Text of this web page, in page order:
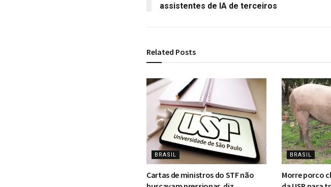
assistentes de IA de terceiros
Related Posts
BRASIL
Cartas de ministros do STF não
BRASIL
Morre porco